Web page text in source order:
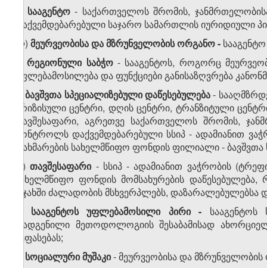
სააგენტო- საქართველოს შრომის,
დაქვემდებარებული საჯარო სამართლის იურიდიული
ლ) მეურვეობისა და მზრუნველობის ორგანო -
მ)რეგიონული საბჭო- სააგენტოს, როგორც
უფლებამოსილება და ფუნქციები განისაზღვრება
ნ)ბავშვთა სპეციალიზებულიდაწესებულება-
კრიზისული ცენტრი, დღის ცენტრი, ტრანზიტული
თავშესაფარი, აგრეთვე საქართველოს შრომის,
კონტროლს დაქვემდებარებული სსიპ - ადამიანით
დახმარების სახელმწიფო ფონდის ფილიალი - ბავშვთა
ო)თავშესაფარი- სსიპ - ადამიანით ვაჭრობის
სახელმწიფო ფონდის მომსახურების დაწესებულება,
ოჯახში ძალადობის მსხვერპლებს, დაზარალებულებსა
სააგენტოს უფლებამოსილი პირი -
დადგენილი მეთოდოლოგიის შესაბამისად
შეფასებას;
სოციალური მუშაკი- მეურვეობისა და